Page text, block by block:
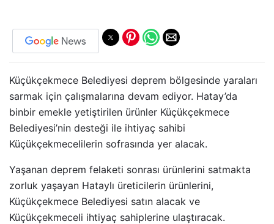
Küçükçekmece Belediyesi deprem bölgesinde yaraları
sarmak için çalışmalarına devam ediyor. Hatay’da
binbir emekle yetiştirilen ürünler Küçükçekmece
Belediyesi’nin desteği ile ihtiyaç sahibi
Küçükçekmecelilerin sofrasında yer alacak.
Yaşanan deprem felaketi sonrası ürünlerini satmakta
zorluk yaşayan Hataylı üreticilerin ürünlerini,
Küçükçekmece Belediyesi satın alacak ve
Küçükçekmeceli ihtiyaç sahiplerine ulaştıracak.